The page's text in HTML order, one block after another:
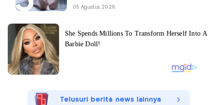
05 Agustus 2026
Telusuri berita news lainnya